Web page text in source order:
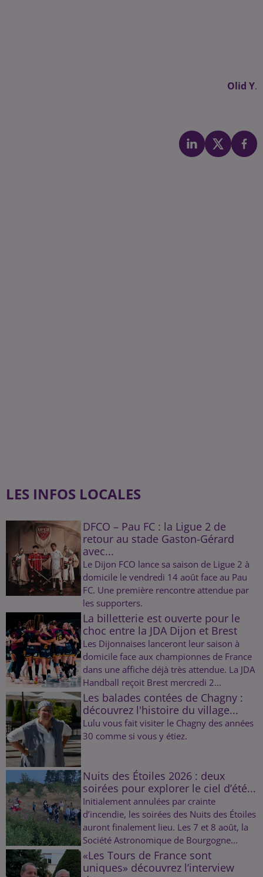
Olid Y.
LES INFOS LOCALES
DFCO – Pau FC : la Ligue 2 de
retour au stade Gaston-Gérard
avec...
Le Dijon FCO lance sa saison de Ligue 2 à
domicile le vendredi 14 août face au Pau
FC. Une première rencontre attendue par
les supporters.
La billetterie est ouverte pour le
choc entre la JDA Dijon et Brest
Les Dijonnaises lanceront leur saison à
domicile face aux championnes de France
dans une affiche déjà très attendue. La JDA
Handball reçoit Brest mercredi 2...
Les balades contées de Chagny :
découvrez l'histoire du village...
Lulu vous fait visiter le Chagny des années
30 comme si vous y étiez.
Nuits des Étoiles 2026 : deux
soirées pour explorer le ciel d’été...
Initialement annulées par crainte
d’incendie, les soirées des Nuits des Étoiles
auront finalement lieu. Les 7 et 8 août, la
Société Astronomique de Bourgogne...
«Les Tours de France sont
uniques» découvrez l’interview